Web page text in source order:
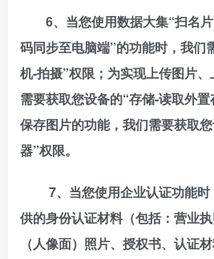
6、当您使用数据大集“扫名片
码同步至电脑端”的功能时，我们
机-拍摄”权限；为实现上传图片
需要获取您设备的“存储-读取外
保存图片的功能，我们需要获取
器”权限。
7、当您使用企业认证功能时
供的身份认证材料（包括：营业
（人像面）照片、授权书、认证